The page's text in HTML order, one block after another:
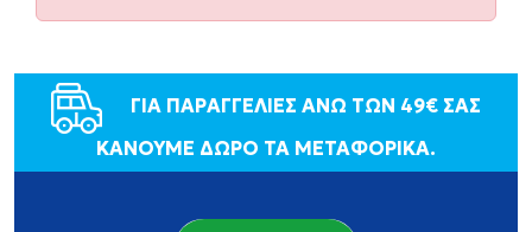
ΓΙΑ ΠΑΡΑΓΓΕΛΙΕΣ ΑΝΩ ΤΩΝ 49€ ΣΑΣ
ΚΑΝΟΥΜΕ ΔΩΡΟ ΤΑ ΜΕΤΑΦΟΡΙΚΑ.